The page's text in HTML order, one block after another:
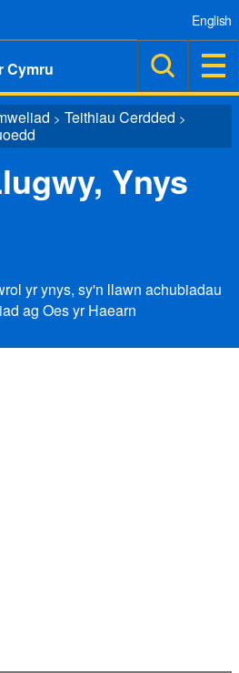
Cymru
English
> Teithiau Cerdded >
Ynys
yr ynys, sy'n llawn achubiadau
ag Oes yr Haearn